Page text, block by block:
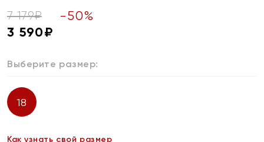
7 179₽ -50%
3 590₽
Выберите размер:
18
Как узнать свой размер